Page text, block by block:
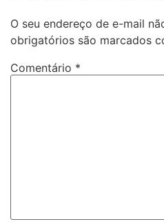
O seu endereço de e-mail
obrigatórios são marcados
Comentário *